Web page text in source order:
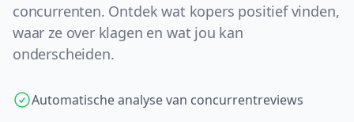
concurrenten. Ontdek wat kopers positief vinden,
waar ze over klagen en wat jou kan
onderscheiden.
Automatische analyse van concurrentreviews